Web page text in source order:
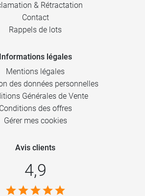
& Rétractation
Contact
Rappels de lots
Informations légales
Mentions légales
des données personnelles
Générales de Vente
Conditions des offres
Gérer mes cookies
Avis clients
4,9